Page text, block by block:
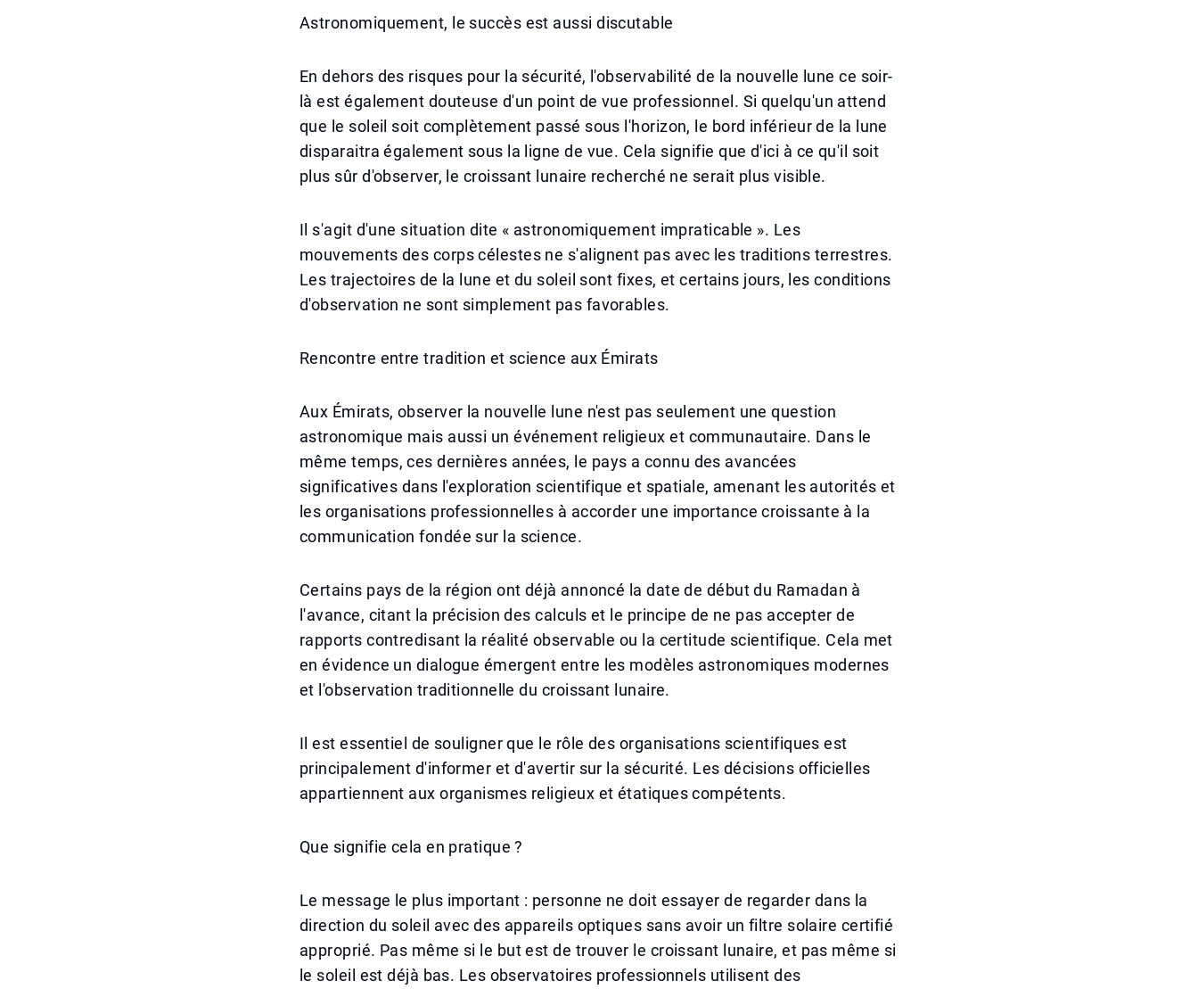
Astronomiquement, le succès est aussi discutable
En dehors des risques pour la sécurité, l'observabilité de la nouvelle lune ce soir-
là est également douteuse d'un point de vue professionnel. Si quelqu'un attend
que le soleil soit complètement passé sous l'horizon, le bord inférieur de la lune
disparaitra également sous la ligne de vue. Cela signifie que d'ici à ce qu'il soit
plus sûr d'observer, le croissant lunaire recherché ne serait plus visible.
Il s'agit d'une situation dite « astronomiquement impraticable ». Les
mouvements des corps célestes ne s'alignent pas avec les traditions terrestres.
Les trajectoires de la lune et du soleil sont fixes, et certains jours, les conditions
d'observation ne sont simplement pas favorables.
Rencontre entre tradition et science aux Émirats
Aux Émirats, observer la nouvelle lune n'est pas seulement une question
astronomique mais aussi un événement religieux et communautaire. Dans le
même temps, ces dernières années, le pays a connu des avancées
significatives dans l'exploration scientifique et spatiale, amenant les autorités et
les organisations professionnelles à accorder une importance croissante à la
communication fondée sur la science.
Certains pays de la région ont déjà annoncé la date de début du Ramadan à
l'avance, citant la précision des calculs et le principe de ne pas accepter de
rapports contredisant la réalité observable ou la certitude scientifique. Cela met
en évidence un dialogue émergent entre les modèles astronomiques modernes
et l'observation traditionnelle du croissant lunaire.
Il est essentiel de souligner que le rôle des organisations scientifiques est
principalement d'informer et d'avertir sur la sécurité. Les décisions officielles
appartiennent aux organismes religieux et étatiques compétents.
Que signifie cela en pratique ?
Le message le plus important : personne ne doit essayer de regarder dans la
direction du soleil avec des appareils optiques sans avoir un filtre solaire certifié
approprié. Pas même si le but est de trouver le croissant lunaire, et pas même si
le soleil est déjà bas. Les observatoires professionnels utilisent des